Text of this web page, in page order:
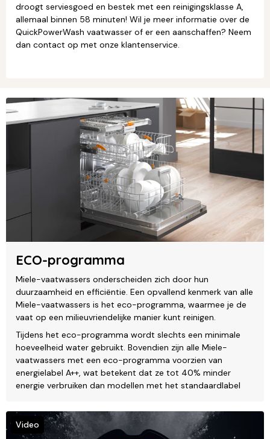
droogt serviesgoed en bestek met een reinigingsklasse A,
allemaal binnen 58 minuten! Wil je meer informatie over de
QuickPowerWash vaatwasser of er een aanschaffen? Neem
dan contact op met onze klantenservice.
ECO-programma
Miele-vaatwassers onderscheiden zich door hun
duurzaamheid en efficiëntie. Een opvallend kenmerk van alle
Miele-vaatwassers is het eco-programma, waarmee je de
vaat op een milieuvriendelijke manier kunt reinigen.
Tijdens het eco-programma wordt slechts een minimale
hoeveelheid water gebruikt. Bovendien zijn alle Miele-
vaatwassers met een eco-programma voorzien van
energielabel A++, wat betekent dat ze tot 40% minder
energie verbruiken dan modellen met het standaardlabel
Video